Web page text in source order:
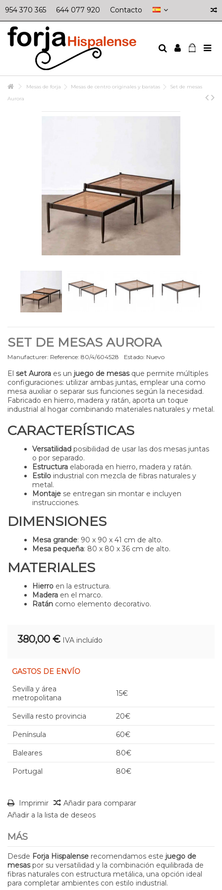
954 370 365 644 077 920 Contacto
Mesas de forja Mesas de centro originales y baratas
Set de mesas
Aurora
SET DE MESAS AURORA
Manufacturer: Reference: 80/4/604528 Estado: Nuevo
El set Aurora es un juego de mesasque permite múltiples
configuraciones: utilizar ambas juntas, emplear una como
mesa auxiliar o separar sus funciones según la necesidad.
Fabricado en hierro, madera y ratán, aporta un toque
industrial al hogar combinando materiales naturales y metal.
CARACTERÍSTICAS
Versatilidad posibilidad de usar las dos mesas juntas
o por separado.
Estructura elaborada en hierro, madera y ratán.
Estilo industrial con mezcla de fibras naturales y
metal.
Montaje se entregan sin montar e incluyen
instrucciones.
DIMENSIONES
Mesa grande: 90 x 90 x 41 cm de alto.
Mesa pequeña: 80 x 80 x 36 cm de alto.
MATERIALES
Hierro en la estructura.
Madera en el marco.
Ratán como elemento decorativo.
380,00 € IVA incluído
GASTOS DE ENVÍO
Sevilla y área
metropolitana
15€
Sevilla resto provincia 20€
Península 60€
Baleares 80€
Portugal 80€
Imprimir
Añadir para comparar
Añadir a la lista de deseos
MÁS
Desde Forja Hispalense recomendamos este juego de
mesaspor su versatilidad y la combinación equilibrada de
fibras naturales con estructura metálica, una opción ideal
para completar ambientes con estilo industrial.